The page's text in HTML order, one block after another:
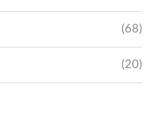
(68)
(20)